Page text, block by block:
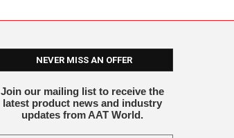
NEVER MISS AN OFFER
Join our mailing list to receive the
latest product news and industry
updates from AAT World.